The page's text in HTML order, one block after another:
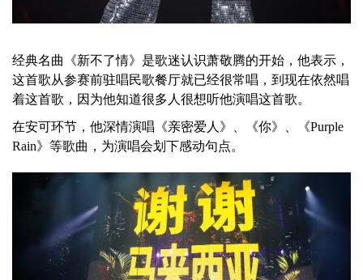
经典名曲《新不了情》是歌迷认识萧敬腾的开始，他表示，
这首歌从参赛前驻唱民歌餐厅就已经很常唱，到现在依然唱
着这首歌，因为他知道很多人很想听他演唱这首歌。
在安可环节，他深情演唱《亲密爱人》、《你》、《Purple
Rain》等歌曲，为演唱会划下感动句点。